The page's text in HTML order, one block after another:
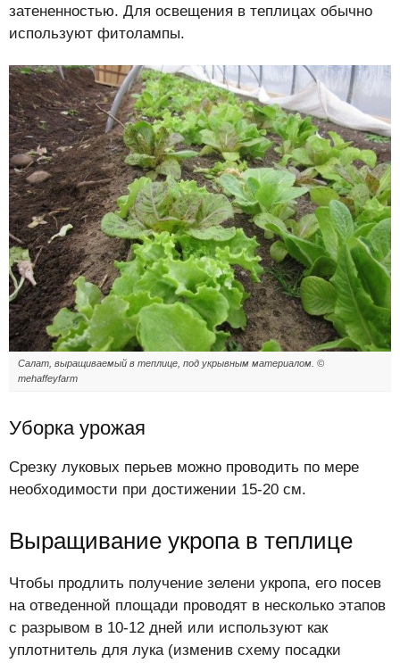
затененностью. Для освещения в теплицах обычно
используют фитолампы.
Салат, выращиваемый в теплице, под укрывным материалом. ©
mehaffeyfarm
Уборка урожая
Срезку луковых перьев можно проводить по мере
необходимости при достижении 15-20 см.
Выращивание укропа в теплице
Чтобы продлить получение зелени укропа, его посев
на отведенной площади проводят в несколько этапов
с разрывом в 10-12 дней или используют как
уплотнитель для лука (изменив схему посадки